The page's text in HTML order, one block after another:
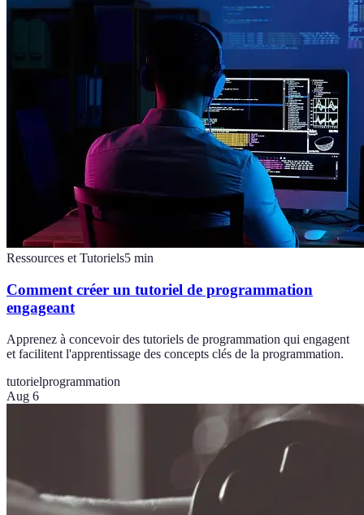
Ressources et Tutoriels5 min
Comment créer un tutoriel de programmation
engageant
Apprenez à concevoir des tutoriels de programmation qui engagent
et facilitent l'apprentissage des concepts clés de la programmation.
tutorielprogrammation
Aug 6